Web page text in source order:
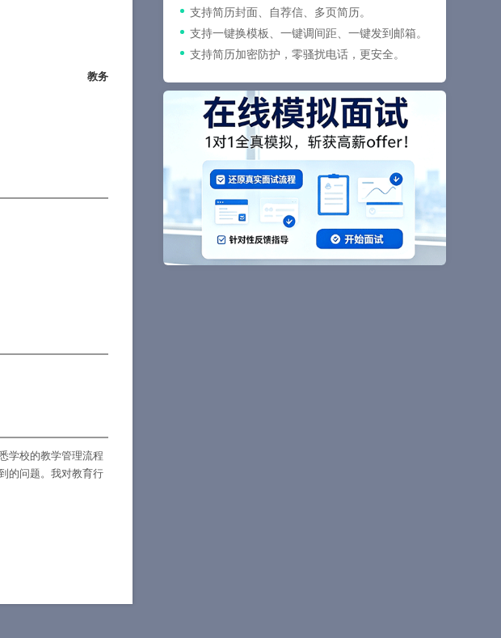
支持简历封面、自荐信、多页简历。
支持一键换模板、一键调间距、一键发到邮箱。
支持简历加密防护，零骚扰电话，更安全。
教务
学校的教学管理流程
的问题。我对教育行